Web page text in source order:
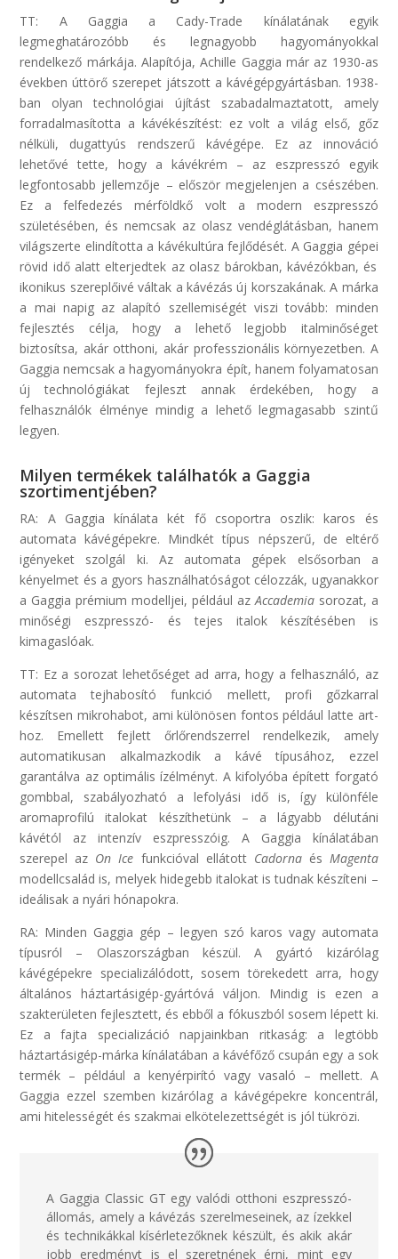
TT: A Gaggia a Cady-Trade kínálatának egyik
legmeghatározóbb és legnagyobb hagyományokkal
rendelkező márkája. Alapítója,Achille Gaggia már az 1930-as
években úttörő szerepet játszott a kávégépgyártásban. 1938-
ban olyan technológiai újítást szabadalmaztatott, amely
forradalmasította a kávékészítést: ez volt a világ első, gőz
nélküli, dugattyús rendszerű kávégépe. Ez az innováció
lehetővé tette, hogy a kávékrém – az eszpresszó egyik
legfontosabb jellemzője – először megjelenjen a csészében.
Ez a felfedezés mérföldkő volt a modern eszpresszó
születésében, és nemcsak az olasz vendéglátásban, hanem
világszerte elindította a kávékultúra fejlődését. A Gaggia gépei
rövid idő alatt elterjedtek az olasz bárokban, kávézókban, és
ikonikus szereplőivé váltak a kávézás új korszakának. A márka
a mai napig az alapító szellemiségét viszi tovább: minden
fejlesztés célja, hogy a lehető legjobb italminőséget
biztosítsa, akár otthoni, akár professzionális környezetben. A
Gaggia nemcsak a hagyományokra épít, hanem folyamatosan
új technológiákat fejleszt annak érdekében, hogy a
felhasználók élménye mindig a lehető legmagasabb szintű
legyen.
Milyen termékek találhatók a Gaggia
szortimentjében?
RA: A Gaggia kínálata két fő csoportra oszlik: karos és
automata kávégépekre. Mindkét típus népszerű, de eltérő
igényeket szolgál ki. Az automata gépek elsősorban a
kényelmet és a gyors használhatóságot célozzák, ugyanakkor
a Gaggia prémium modelljei, például azAccademiasorozat, a
minőségi eszpresszó- és tejes italok készítésében is
kimagaslóak.
TT: Ez a sorozat lehetőséget ad arra, hogy a felhasználó, az
automata tejhabosító funkció mellett, profi gőzkarral
készítsen mikrohabot, ami különösen fontos például latte art-
hoz. Emellett fejlett őrlőrendszerrel rendelkezik, amely
automatikusan alkalmazkodik a kávé típusához, ezzel
garantálva az optimális ízélményt. A kifolyóba épített forgató
gombbal, szabályozható a lefolyási idő is, így különféle
aromaprofilú italokat készíthetünk – a lágyabb délutáni
kávétól az intenzív eszpresszóig. A Gaggia kínálatában
szerepel az On Ice funkcióval ellátott Cadornaés Magenta
modellcsalád is, melyek hidegebb italokat is tudnak készíteni –
ideálisak a nyári hónapokra.
RA: Minden Gaggia gép – legyen szó karos vagy automata
típusról – Olaszországban készül. A gyártó kizárólag
kávégépekre specializálódott, sosem törekedett arra, hogy
általános háztartásigép-gyártóvá váljon. Mindig is ezen a
szakterületen fejlesztett, és ebből a fókuszból sosem lépett ki.
Ez a fajta specializáció napjainkban ritkaság: a legtöbb
háztartásigép-márka kínálatában a kávéfőző csupán egy a sok
termék – például a kenyérpirító vagy vasaló – mellett. A
Gaggia ezzel szemben kizárólag a kávégépekre koncentrál,
ami hitelességét és szakmai elkötelezettségét is jól tükrözi.
A Gaggia Classic GT egy valódi otthoni eszpresszó-
állomás, amely a kávézás szerelmeseinek, az ízekkel
és technikákkal kísérletezőknek készült, és akik akár
jobb eredményt is el szeretnének érni, mint egy